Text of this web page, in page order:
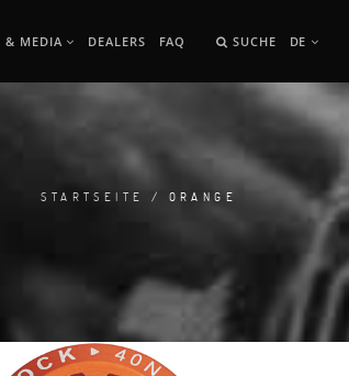
& MEDIA DEALERS FAQ SUCHE DE
STARTSEITE / ORANGE